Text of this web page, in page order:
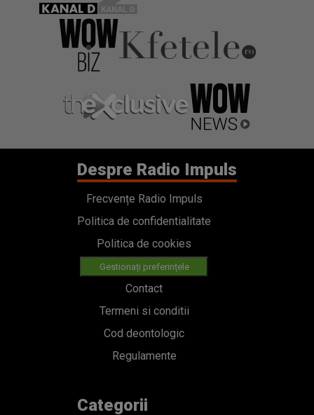
Despre Radio Impuls
Frecvențe Radio Impuls
Politica de confidentialitate
Politica de cookies
Gestionați preferințele
Contact
Termeni si conditii
Cod deontologic
Regulamente
Categorii